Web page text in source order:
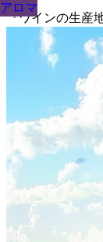
『ワインの生産
アロマ
アロマ
アロマ
アロマ
アロマ
アロマ
アロマ
アロマ
アロマ